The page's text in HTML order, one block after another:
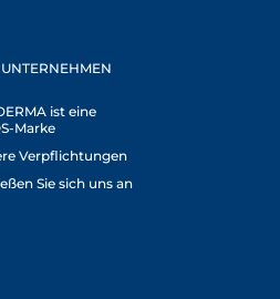
ist eine
Marke
Verpflichtungen
Sie sich uns an